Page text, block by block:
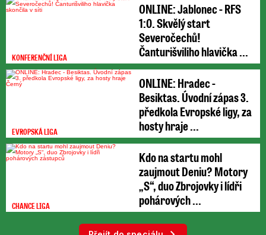
KONFERENČNÍ LIGA
ONLINE: Jablonec - RFS
1:0. Skvělý start
Severočechů!
Čanturišviliho hlavička ...
EVROPSKÁ LIGA
ONLINE: Hradec -
Besiktas. Úvodní zápas 3.
předkola Evropské ligy, za
hosty hraje ...
CHANCE LIGA
Kdo na startu mohl
zaujmout Deniu? Motory
„S“, duo Zbrojovky i lídři
pohárových ...